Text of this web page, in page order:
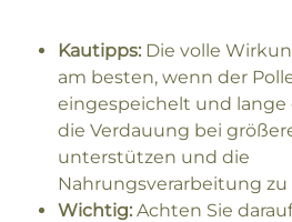
Kautipps: Die volle
am besten, wenn der
eingespeichelt und
die Verdauung bei
unterstützen und die
Nahrungsverarbeitung zu
Wichtig: Achten Sie